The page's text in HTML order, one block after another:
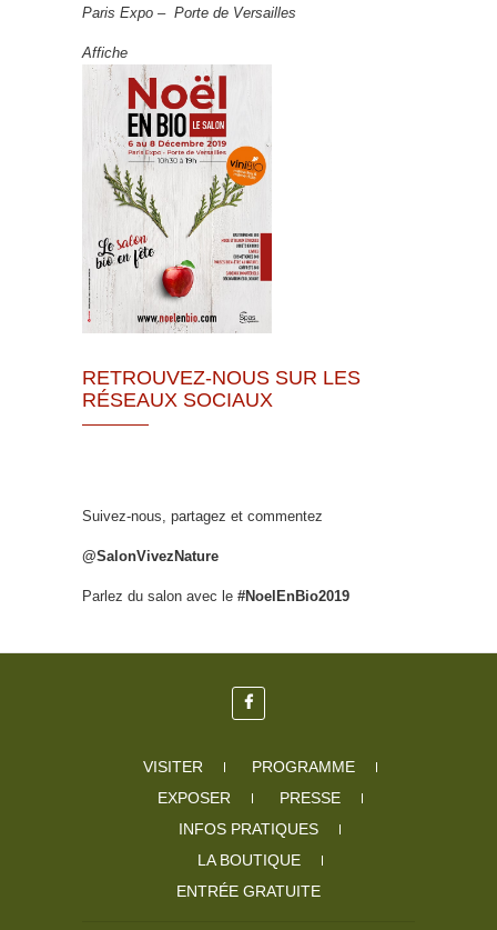
Paris Expo – Porte de Versailles
Affiche
RETROUVEZ-NOUS SUR LES
RÉSEAUX SOCIAUX
Suivez-nous, partagez et commentez
@SalonVivezNature
Parlez du salon avec le #NoelEnBio2019
VISITER
PROGRAMME
EXPOSER
PRESSE
INFOS PRATIQUES
LA BOUTIQUE
ENTRÉE GRATUITE